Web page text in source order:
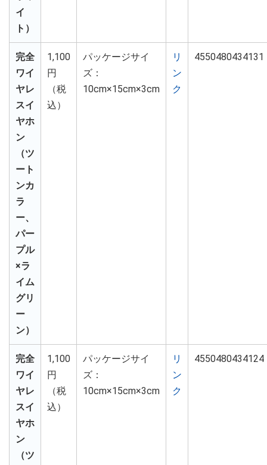
イ
ト）
完全
ワイ
ヤレ
スイ
ヤホ
ン
（ツ
ート
ンカ
ラ
ー、
パー
プル
×ラ
イム
グリ
ー
ン）
1,100
円
（税
込）
パッケージサイ
ズ：
10cm×15cm×3cm
リ
ン
ク
4550480434131
完全
ワイ
ヤレ
スイ
ヤホ
ン
（ツ
1,100
円
（税
込）
パッケージサイ
ズ：
10cm×15cm×3cm
リ
ン
ク
4550480434124